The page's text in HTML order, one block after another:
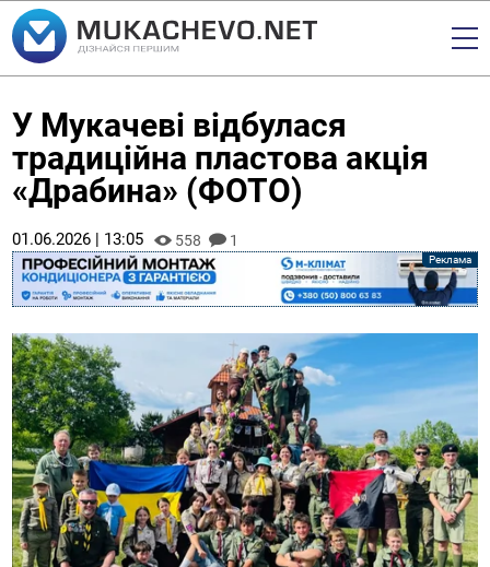
У Мукачеві відбулася
традиційна пластова акція
«Драбина» (ФОТО)
01.06.2026 | 13:05 558 1